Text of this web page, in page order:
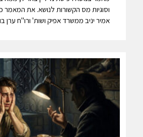
וסוגיות מס הקשורות לנושא. את המאמר
אמיר יניב ממשרד אפיק ושות' ורו"ח ערן